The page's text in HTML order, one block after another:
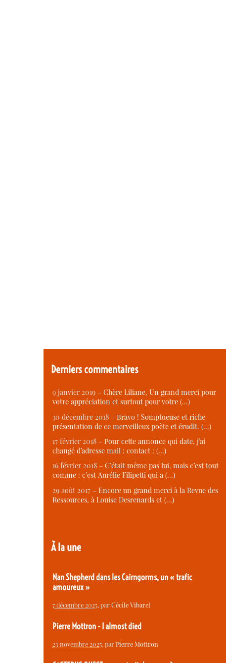
Derniers commentaires
9 janvier 2019 – Chère Liliane, Un grand merci pour
votre appréciation et surtout pour votre (…)
30 décembre 2018 – Bravo ! Somptueuse et riche
présentation de ce merveilleux poète et érudit. (…)
17 février 2018 – Pour cette annonce qui date, j’ai
changé d’adresse mail : contact : (…)
16 février 2018 – C’était même pas lui, mais c’est tout
comme : c’est Aurélie Filipetti qui a (…)
29 août 2017 – Encore un grand merci à la Revue des
Ressources, à Louise Desrenards et (…)
À la une
Nan Shepherd dans les Cairngorms, un « trafic
amoureux »
7 décembre 2025, parCécile Vibarel
Pierre Mottron - I almost died
23 novembre 2025, parPierre Mottron